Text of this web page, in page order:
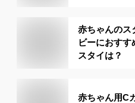
赤ちゃんのス
ビーにおすす
スタイは？
赤ちゃん用C